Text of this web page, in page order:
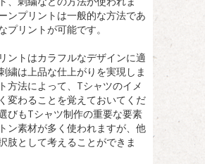
ンプリントは一般的な方法であ
プリントが可能です。
ントはカラフルなデザインに適
繍は上品な仕上がりを実現しま
方法によって、Tシャツのイメ
変わることを覚えておいてくだ
びもTシャツ制作の重要な要素
ン素材が多く使われますが、他
肢として考えることができま